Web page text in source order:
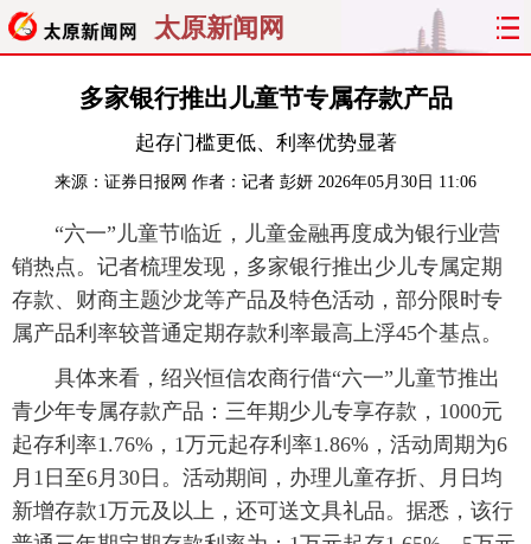
太原新闻网
首页 聚焦 太原 山西
关注 文明
旅游 理财 政务 教育
看天下 晋月读 最太原 网罗民生
太原日报 太原晚报 热评 社区
多家银行推出儿童节专属存款产品
起存门槛更低、利率优势显著
来源： 证券日报网 作者：记者 彭妍 2026年05月30日 11:06
“六一”儿童节临近，儿童金融再度成为银行业营
销热点。记者梳理发现，多家银行推出少儿专属定期
存款、财商主题沙龙等产品及特色活动，部分限时专
属产品利率较普通定期存款利率最高上浮45个基点。
具体来看，绍兴恒信农商行借“六一”儿童节推出
青少年专属存款产品：三年期少儿专享存款，1000元
起存利率1.76%，1万元起存利率1.86%，活动周期为6
月1日至6月30日。活动期间，办理儿童存折、月日均
新增存款1万元及以上，还可送文具礼品。据悉，该行